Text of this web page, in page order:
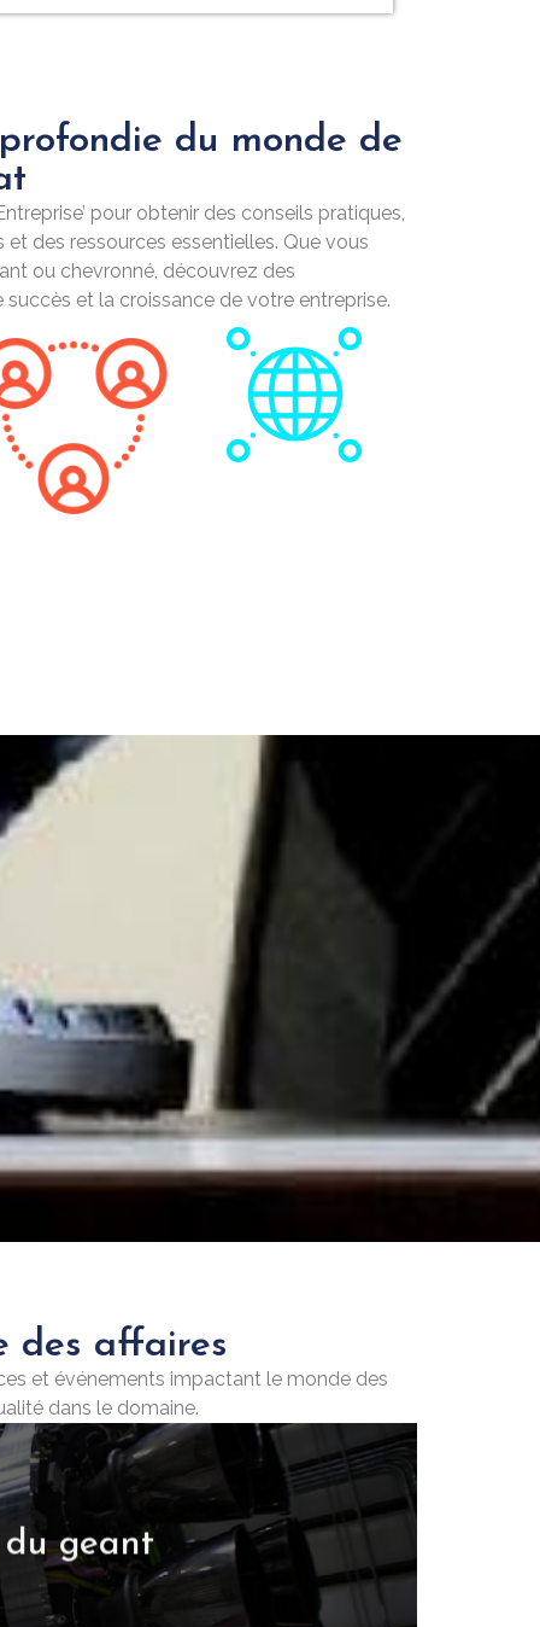
du monde de
pour obtenir des conseils pratiques,
des ressources essentielles. Que vous
ou chevronné, découvrez des
et la croissance de votre entreprise.
des affaires
et événements impactant le monde des
dans le domaine.
geant
reglementation pour